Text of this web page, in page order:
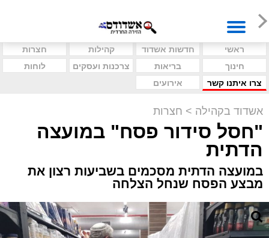
ראשי חדשות אשדוד קהילות
חצרות
חינוך
בריאות צרכנות ועסקים
לוחות
צרו איתנו קשר
אירועים
אשדוד בקהילה > חצרות
"חסל סידור פסח" במועצה
הדתית
במועצה הדתית מסכמים בשביעות רצון את
מבצע הפסח שנחל הצלחה